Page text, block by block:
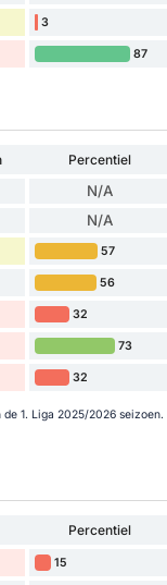
3
87
Percentiel
N/A
N/A
57
56
32
73
32
1. Liga 2025/2026 seizoen.
Percentiel
15